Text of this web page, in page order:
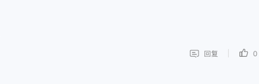
回复 0